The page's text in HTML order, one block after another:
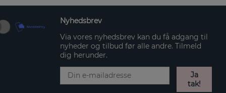
Nyhedsbrev
Via vores nyhedsbrev kan du få adgang til
nyheder og tilbud før alle andre. Tilmeld
dig herunder.
Ja
tak!